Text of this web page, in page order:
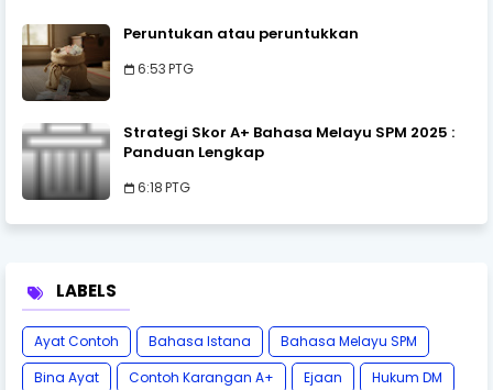
Peruntukan atau peruntukkan
6:53 PTG
Strategi Skor A+ Bahasa Melayu SPM 2025 :
Panduan Lengkap
6:18 PTG
LABELS
Ayat Contoh Bahasa Istana
Bahasa Melayu SPM
Bina Ayat
Contoh Karangan A+ Ejaan
Hukum DM